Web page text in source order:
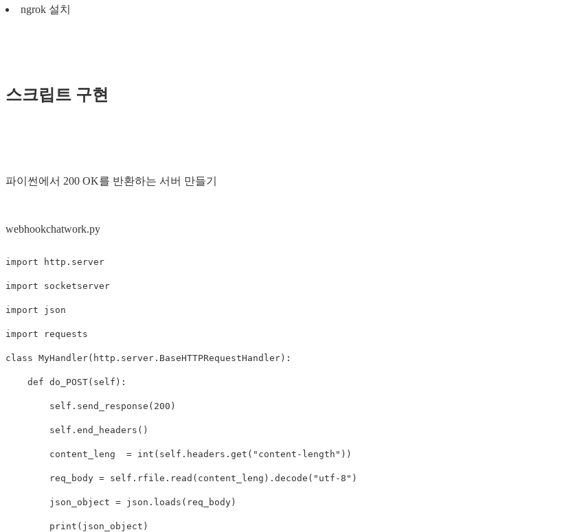
ngrok 설치
스크립트 구현
파이썬에서 200 OK를 반환하는 서버 만들기
webhookchatwork.py
import http.server
import socketserver
import json
import requests
class MyHandler( http . server . BaseHTTPRequestHandler ):
def do_POST( self ):
self . send_response ( 200 )
self . end_headers ()
content_leng = int ( self . headers . get ( "content-length" ))
req_body = self . rfile . read ( content_leng ). decode ( "utf-8" )
json_object = json . loads ( req_body )
print ( json_object )